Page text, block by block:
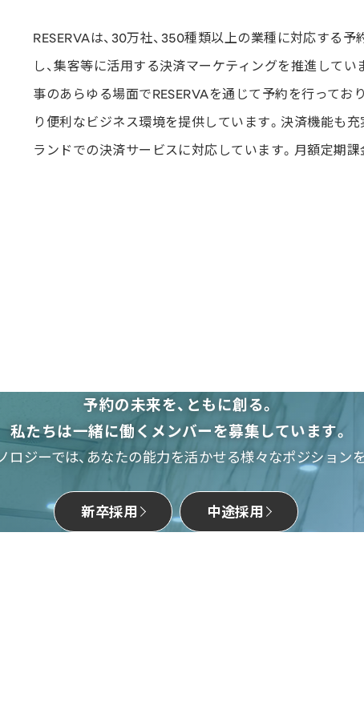
RESERVAは、30万社、350種類以上の業種に対応する
し、集客等に活用する決済マーケティングを推進して
事のあらゆる場面でRESERVAを通じて予約を行ってお
り便利なビジネス環境を提供しています。決済機能も
ランドでの決済サービスに対応しています。月額定期
予約の未来を、ともに創る。
私たちは一緒に働くメンバーを募集しています。
ロジーでは、あなたの能力を活かせる様々なポジション
新卒採用 中途採用